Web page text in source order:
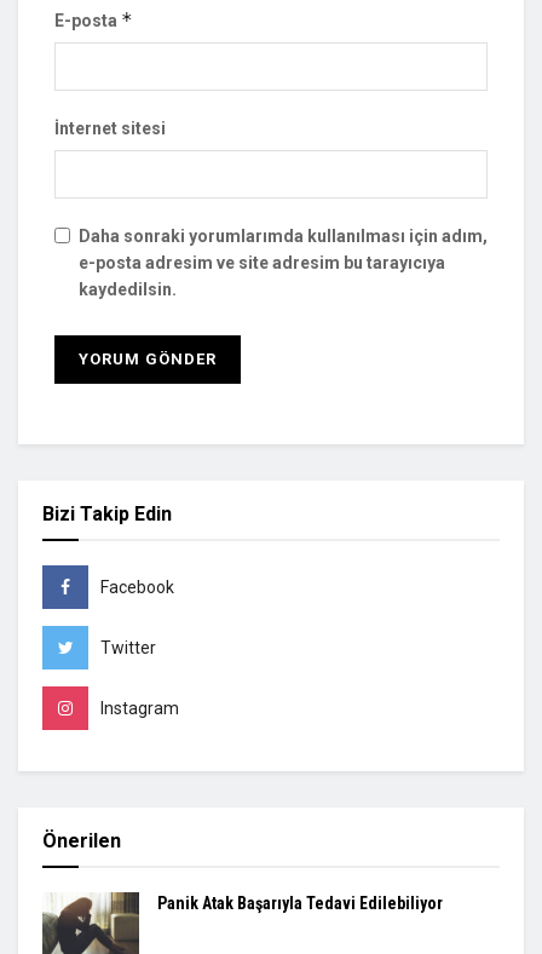
E-posta *
İnternet sitesi
Daha sonraki yorumlarımda kullanılması için adım,
e-posta adresim ve site adresim bu tarayıcıya
kaydedilsin.
Bizi Takip Edin
Facebook
Twitter
Instagram
Önerilen
Panik Atak Başarıyla Tedavi Edilebiliyor